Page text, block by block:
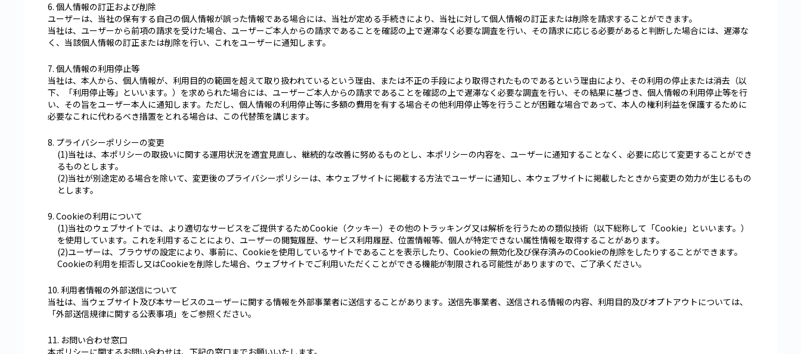
6. 個人情報の訂正および削除
ユーザーは、当社の保有する自己の個人情報が誤った情報である場合には、当社が定める手続きにより、当社に対して個人情報の訂正または削除を請求することができます。
当社は、ユーザーから前項の請求を受けた場合、ユーザーご本人からの請求であることを確認の上で遅滞なく必要な調査を行い、その請求に応じる必要があると判断した場合には、遅滞な
く、当該個人情報の訂正または削除を行い、これをユーザーに通知します。
7. 個人情報の利用停止等
当社は、本人から、個人情報が、利用目的の範囲を超えて取り扱われているという理由、または不正の手段により取得されたものであるという理由により、その利用の停止または消去（以
下、「利用停止等」といいます。）を求められた場合には、ユーザーご本人からの請求であることを確認の上で遅滞なく必要な調査を行い、その結果に基づき、個人情報の利用停止等を行
い、その旨をユーザー本人に通知します。ただし、個人情報の利用停止等に多額の費用を有する場合その他利用停止等を行うことが困難な場合であって、本人の権利利益を保護するために
必要なこれに代わるべき措置をとれる場合は、この代替策を講じます。
8. プライバシーポリシーの変更
(1)当社は、本ポリシーの取扱いに関する運用状況を適宜見直し、継続的な改善に努めるものとし、本ポリシーの内容を、ユーザーに通知することなく、必要に応じて変更することができ
るものとします。
(2)当社が別途定める場合を除いて、変更後のプライバシーポリシーは、本ウェブサイトに掲載する方法でユーザーに通知し、本ウェブサイトに掲載したときから変更の効力が生じるもの
とします。
9. Cookieの利用について
(1)当社のウェブサイトでは、より適切なサービスをご提供するためCookie（クッキー）その他のトラッキング又は解析を行うための類似技術（以下総称して「Cookie」といいます。）
を使用しています。これを利用することにより、ユーザーの閲覧履歴、サービス利用履歴、位置情報等、個人が特定できない属性情報を取得することがあります。
(2)ユーザーは、ブラウザの設定により、事前に、Cookieを使用しているサイトであることを表示したり、Cookieの無効化及び保存済みのCookieの削除をしたりすることができます。
Cookieの利用を拒否し又はCookieを削除した場合、ウェブサイトでご利用いただくことができる機能が制限される可能性がありますので、ご了承ください。
10. 利用者情報の外部送信について
当社は、当ウェブサイト及び本サービスのユーザーに関する情報を外部事業者に送信することがあります。送信先事業者、送信される情報の内容、利用目的及びオプトアウトについては、
「外部送信規律に関する公表事項」をご参照ください。
11. お問い合わせ窓口
本ポリシーに関するお問い合わせは、下記の窓口までお願いいたします。